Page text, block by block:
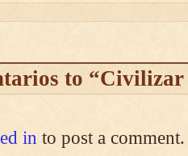
to
in to post a comment.